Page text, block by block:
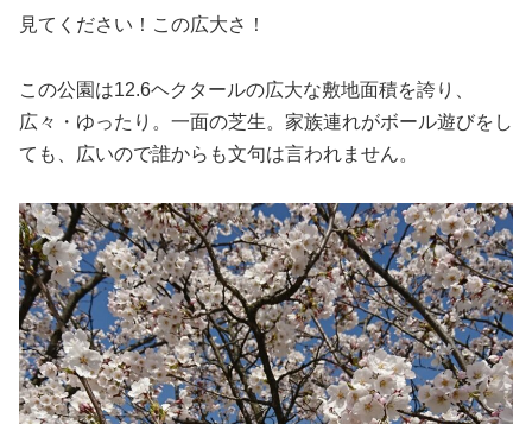
見てください！この広大さ！
この公園は12.6ヘクタールの広大な敷地面積を誇り、
広々・ゆったり。一面の芝生。家族連れがボール遊びをし
ても、広いので誰からも文句は言われません。